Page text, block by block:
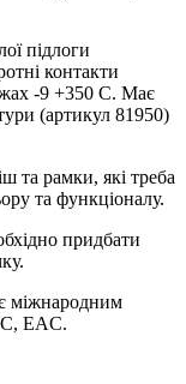
підлоги
контакти
-9 +350 С. Має
(артикул 81950)
та рамки, які треба
та функціоналу.
придбати
міжнародним
EAC.